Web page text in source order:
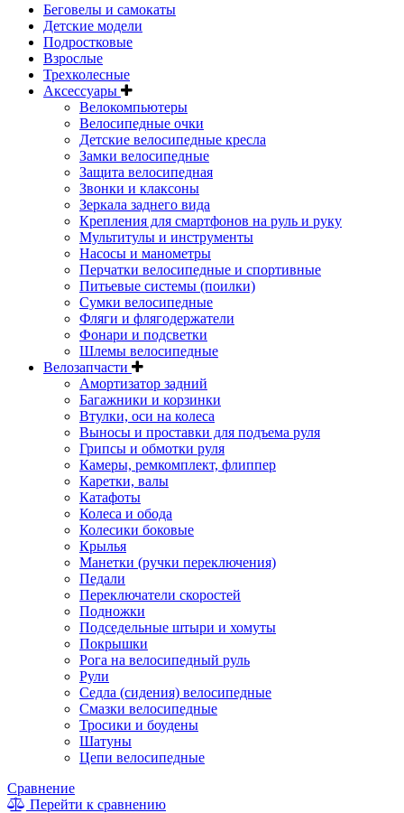
Беговелы и самокаты
Детские модели
Подростковые
Взрослые
Трехколесные
Аксессуары
Велокомпьютеры
Велосипедные очки
Детские велосипедные кресла
Замки велосипедные
Защита велосипедная
Звонки и клаксоны
Зеркала заднего вида
Крепления для смартфонов на руль и руку
Мультитулы и инструменты
Насосы и манометры
Перчатки велосипедные и спортивные
Питьевые системы (поилки)
Сумки велосипедные
Фляги и флягодержатели
Фонари и подсветки
Шлемы велосипедные
Велозапчасти
Амортизатор задний
Багажники и корзинки
Втулки, оси на колеса
Выносы и проставки для подъема руля
Грипсы и обмотки руля
Камеры, ремкомплект, флиппер
Каретки, валы
Катафоты
Колеса и обода
Колесики боковые
Крылья
Манетки (ручки переключения)
Педали
Переключатели скоростей
Подножки
Подседельные штыри и хомуты
Покрышки
Рога на велосипедный руль
Рули
Седла (сидения) велосипедные
Смазки велосипедные
Тросики и боудены
Шатуны
Цепи велосипедные
Сравнение
Перейти к сравнению